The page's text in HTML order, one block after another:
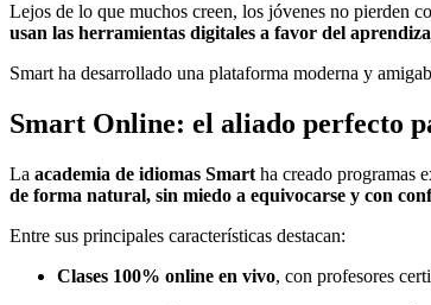
Lejos de lo que muchos creen, los jóvenes no pierden
usan las herramientas digitales a favor del
Smart ha desarrollado una plataforma moderna y
Smart Online: el aliado perfecto
La academia de idiomas Smart ha creado programas
de forma natural, sin miedo a equivocarse y con
Entre sus principales características destacan:
Clases 100% online en vivo, con profesores